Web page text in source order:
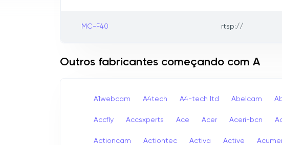
MC-F40 rtsp://
Outros fabricantes começando com A
A1webcam A4tech A4-tech Itd Abelcam
Accfly Accsxperts Ace Acer Aceri-bcn
Actioncam Actiontec Activa Active